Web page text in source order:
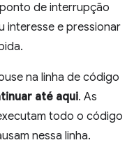
de interrupção
interesse e pressionar
na linha de código
até aqui. As
todo o código
nessa linha.